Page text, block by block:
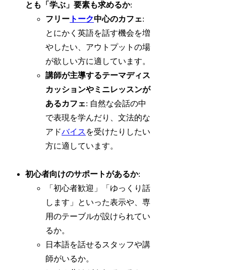
とも「学ぶ」要素も求めるか:
フリー トーク中心のカフェ:
とにかく英語を話す機会を増
やしたい、アウトプットの場
が欲しい方に適しています。
講師が主導するテーマディス
カッションやミニレッスンが
あるカフェ: 自然な会話の中
で表現を学んだり、文法的な
アドバイス を受けたりしたい
方に適しています。
初心者向けのサポートがあるか:
「初心者歓迎」「ゆっくり話
します」といった表示や、専
用のテーブルが設けられてい
るか。
日本語を話せるスタッフや講
師がいるか。